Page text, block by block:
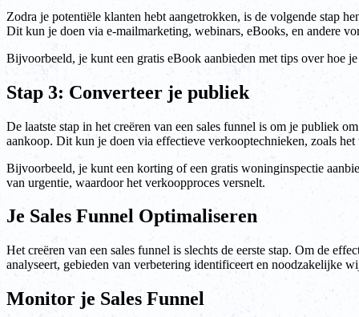
Zodra je potentiële klanten hebt aangetrokken, is de volgende stap
Dit kun je doen via e-mailmarketing, webinars, eBooks, en andere
Bijvoorbeeld, je kunt een gratis eBook aanbieden met tips over hoe
Stap 3: Converteer je publiek
De laatste stap in het creëren van een sales funnel is om je publiek
aankoop. Dit kun je doen via effectieve verkooptechnieken, zoals
Bijvoorbeeld, je kunt een korting of een gratis woninginspectie
van urgentie, waardoor het verkoopproces versnelt.
Je Sales Funnel Optimaliseren
Het creëren van een sales funnel is slechts de eerste stap. Om de
analyseert, gebieden van verbetering identificeert en noodzakelijke
Monitor je Sales Funnel